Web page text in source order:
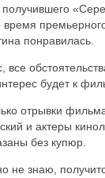
получившего
время
понравилась.
все
будет к
отрывки
и актеры
без купюр.
не знаю,